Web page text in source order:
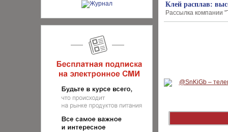
Клей расплав:
Рассылка компании